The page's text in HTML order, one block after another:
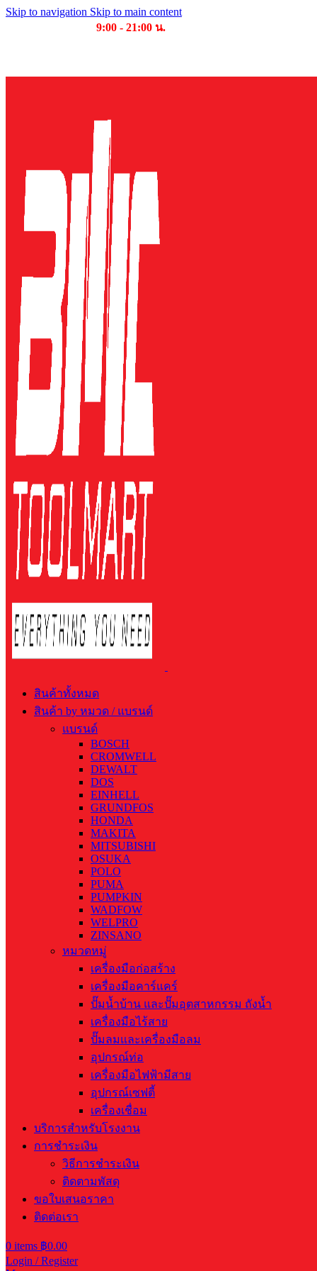
Skip to navigation Skip to main content
9:00 - 21:00 น.
สินค้าทั้งหมด
สินค้า by หมวด / แบรนด์
แบรนด์
BOSCH
CROMWELL
DEWALT
DOS
EINHELL
GRUNDFOS
HONDA
MAKITA
MITSUBISHI
OSUKA
POLO
PUMA
PUMPKIN
WADFOW
WELPRO
ZINSANO
หมวดหมู่
เครื่องมือก่อสร้าง
เครื่องมือคาร์แคร์
ปั๊มน้ำบ้าน และปั๊มอุตสาหกรรม ถังน้ำ
เครื่องมือไร้สาย
ปั๊มลมและเครื่องมือลม
อุปกรณ์ท่อ
เครื่องมือไฟฟ้ามีสาย
อุปกรณ์เซฟตี้
เครื่องเชื่อม
บริการสำหรับโรงงาน
การชำระเงิน
วิธีการชำระเงิน
ติดตามพัสดุ
ขอใบเสนอราคา
ติดต่อเรา
0 items ฿0.00
Login / Register